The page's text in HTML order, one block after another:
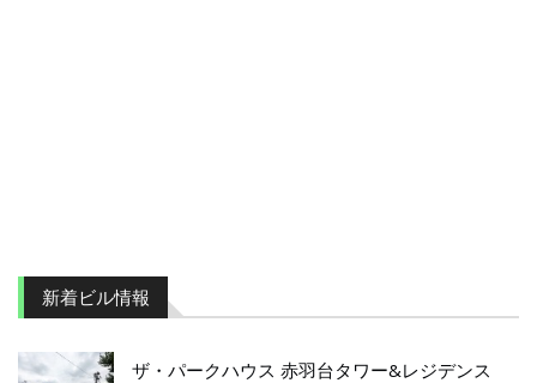
新着ビル情報
ザ・パークハウス 赤羽台タワー&レジデンス